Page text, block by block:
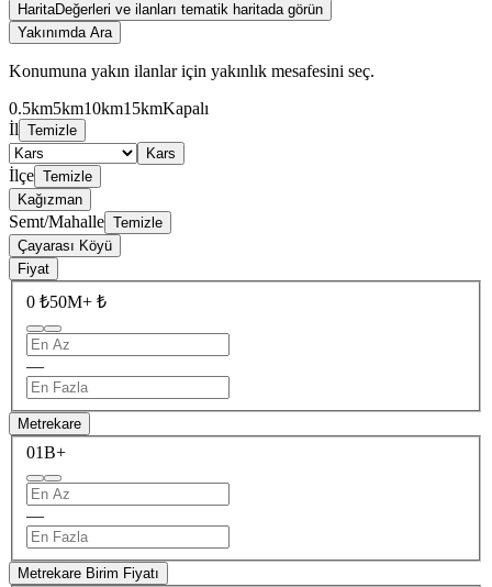
HaritaDeğerleri ve ilanları tematik haritada görün
Yakınımda Ara
Konumuna yakın ilanlar için yakınlık mesafesini seç.
0.5km5km10km15kmKapalı
İl Temizle
Kars
İlçe Temizle
Kağızman
Semt/Mahalle Temizle
Çayarası Köyü
Fiyat
0 ₺50M+ ₺
—
Metrekare
01B+
—
Metrekare Birim Fiyatı